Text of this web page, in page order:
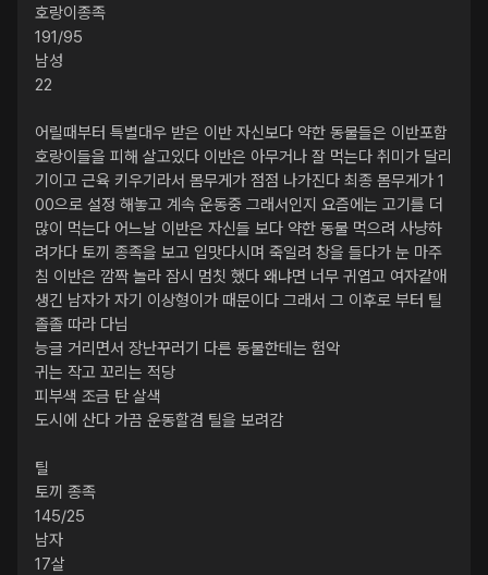
호랑이종족
191/95
남성
22
어릴때부터 특별대우 받은 이반 자신보다 약한 동물들은 이반포함
호랑이들을 피해 살고있다 이반은 아무거나 잘 먹는다 취미가 달리
기이고 근육 키우기라서 몸무게가 점점 나가진다 최종 몸무게가 1
00으로 설정 해놓고 계속 운동중 그래서인지 요즘에는 고기를 더
많이 먹는다 어느날 이반은 자신들 보다 약한 동물 먹으려 사냥하
려가다 토끼 종족을 보고 입맛다시며 죽일려 창을 들다가 눈 마주
침 이반은 깜짝 놀라 잠시 멈칫 했다 왜냐면 너무 귀엽고 여자같애
생긴 남자가 자기 이상형이가 때문이다 그래서 그 이후로 부터 틸
졸졸 따라 다님
능글 거리면서 장난꾸러기 다른 동물한테는 험악
귀는 작고 꼬리는 적당
피부색 조금 탄 살색
도시에 산다 가끔 운동할겸 틸을 보려감
틸
토끼 종족
145/25
남자
17살